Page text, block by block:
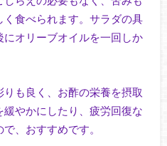
食べられます。サラダの具
オリーブオイルを一回しか
も良く、お酢の栄養を摂取
やかにしたり、疲労回復な
、おすすめです。